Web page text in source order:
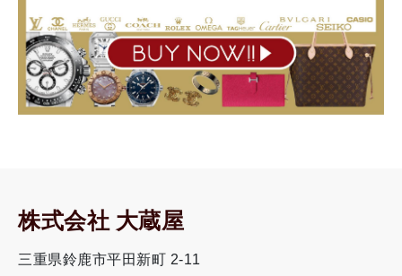
株式会社 大蔵屋
三重県鈴鹿市平田新町 2-11